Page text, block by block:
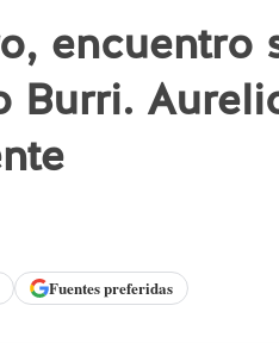
encuentro
Burri.
Fuentes preferidas